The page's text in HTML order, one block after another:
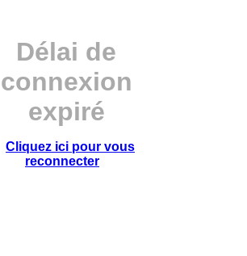
Délai de
connexion
expiré
Cliquez ici pour vous
reconnecter